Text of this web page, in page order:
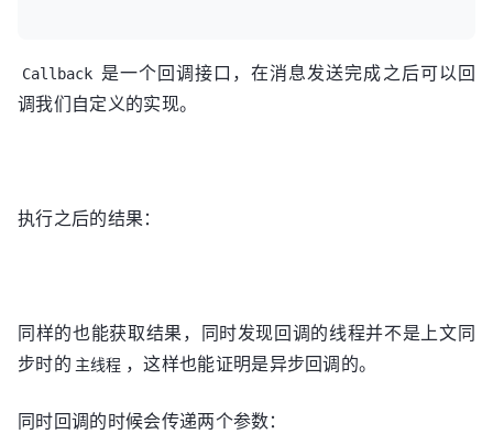
Callback 是一个回调接口，在消息发送完成之后可以回
调我们自定义的实现。
执行之后的结果：
同样的也能获取结果，同时发现回调的线程并不是上文同
步时的 主线程 ，这样也能证明是异步回调的。
同时回调的时候会传递两个参数：